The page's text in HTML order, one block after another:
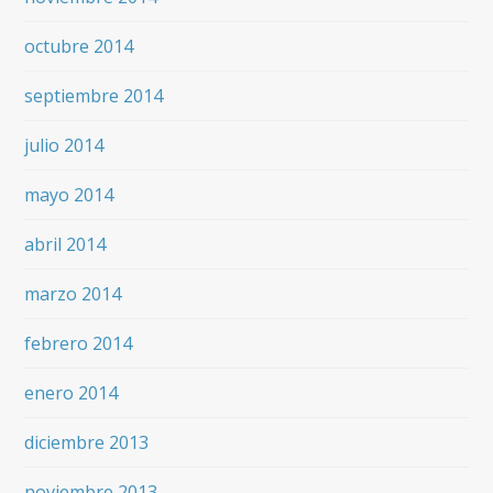
octubre 2014
septiembre 2014
julio 2014
mayo 2014
abril 2014
marzo 2014
febrero 2014
enero 2014
diciembre 2013